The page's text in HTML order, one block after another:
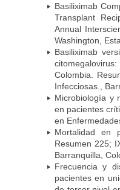
Basiliximab
Transplant
Annual
Washington,
Basiliximab
Colombia.
Infecciosas.,
Microbiología y
en pacientes
en
Mortalidad en
Resumen 225;
Barranquilla,
Frecuencia y
pacientes en